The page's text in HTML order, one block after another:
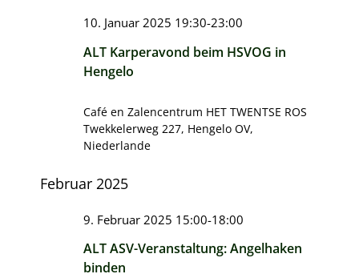
Besatzgemeinschaft Ems
Navigation
ALT Karperavond beim HSVOG in
Hengelo
10. Januar 2025 19:30-23:00
Café en Zalencentrum HET TWENTSE ROS
Twekkelerweg 227, Hengelo OV,
Niederlande
Februar 2025
ALT ASV-Veranstaltung: Angelhaken
binden
9. Februar 2025 15:00-18:00